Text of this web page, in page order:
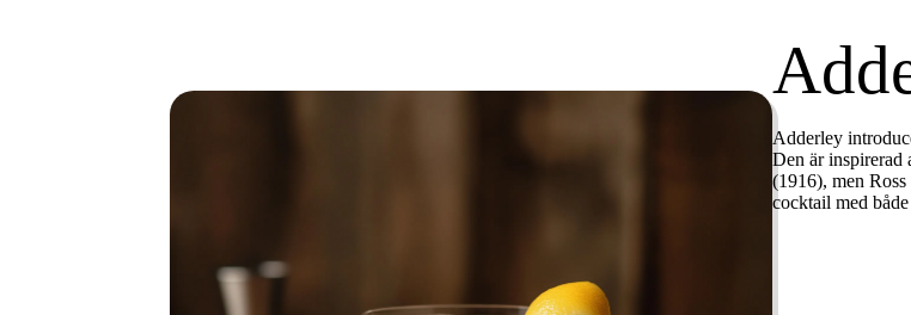
Adderley
Den är inspirerad
(1916), men
cocktail med